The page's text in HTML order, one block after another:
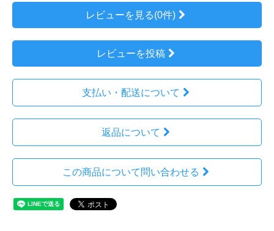
レビューを見る(0件)
レビューを投稿
支払い・配送について
返品について
この商品について問い合わせる